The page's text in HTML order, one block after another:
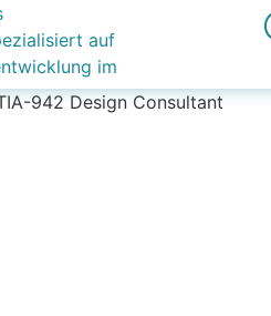
942 Design Consultant